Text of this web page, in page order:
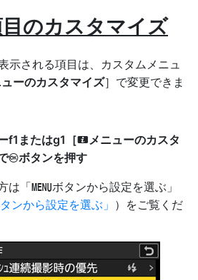
のカスタマイズ
示される項目は、カスタムメニュ
ューのカスタマイズ］で変更できま
f1またはg1［i メニューのカスタ
Jボタンを押す
は「 G ボタンから設定を選ぶ」
ンから設定を選ぶ
）をご覧くだ